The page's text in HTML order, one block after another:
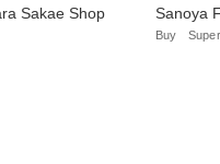
Sakae Shop Sanoya
Buy